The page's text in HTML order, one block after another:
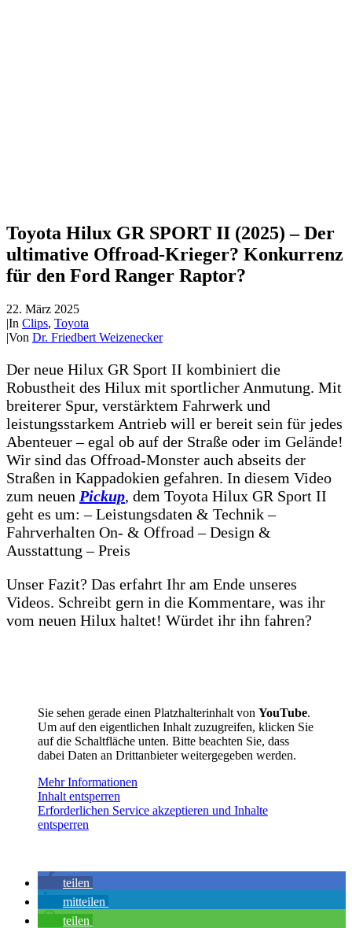
Toyota Hilux GR SPORT II (2025) – Der
ultimative Offroad-Krieger? Konkurrenz
für den Ford Ranger Raptor?
22. März 2025
|In Clips, Toyota
|Von Dr. Friedbert Weizenecker
Der neue Hilux GR Sport II kombiniert die
Robustheit des Hilux mit sportlicher Anmutung. Mit
breiterer Spur, verstärktem Fahrwerk und
leistungsstarkem Antrieb will er bereit sein für jedes
Abenteuer – egal ob auf der Straße oder im Gelände!
Wir sind das Offroad-Monster auch abseits der
Straßen in Kappadokien gefahren. In diesem Video
zum neuen Pickup, dem Toyota Hilux GR Sport II
geht es um: – Leistungsdaten & Technik –
Fahrverhalten On- & Offroad – Design &
Ausstattung – Preis
Unser Fazit? Das erfahrt Ihr am Ende unseres
Videos. Schreibt gern in die Kommentare, was ihr
vom neuen Hilux haltet! Würdet ihr ihn fahren?
Sie sehen gerade einen Platzhalterinhalt von YouTube.
Um auf den eigentlichen Inhalt zuzugreifen, klicken Sie
auf die Schaltfläche unten. Bitte beachten Sie, dass
dabei Daten an Drittanbieter weitergegeben werden.
Mehr Informationen
Inhalt entsperren
Erforderlichen Service akzeptieren und Inhalte
entsperren
teilen
mitteilen
teilen